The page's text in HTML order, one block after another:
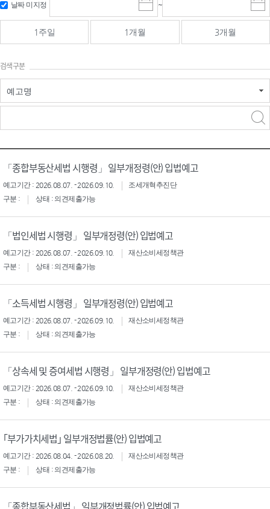
날짜 미지정
시
작
일
선
~
종
료
선
1주일 1개월 3개월
검색구분
예고명
「종합부동산세법 시행령」 일부개정령(안) 입법예고
예고기간 : 2026.08.07. - 2026.09.10.
조세개혁추진단
구분 :
상태 : 의견제출가능
「법인세법 시행령」 일부개정령(안) 입법예고
예고기간 : 2026.08.07. - 2026.09.10.
재산소비세정책관
구분 :
상태 : 의견제출가능
「소득세법 시행령」 일부개정령(안) 입법예고
예고기간 : 2026.08.07. - 2026.09.10.
재산소비세정책관
구분 :
상태 : 의견제출가능
「상속세 및 증여세법 시행령」 일부개정령(안) 입법예고
예고기간 : 2026.08.07. - 2026.09.10.
재산소비세정책관
구분 :
상태 : 의견제출가능
｢부가가치세법｣ 일부개정법률(안) 입법예고
예고기간 : 2026.08.04. - 2026.08.20.
재산소비세정책관
구분 :
상태 : 의견제출가능